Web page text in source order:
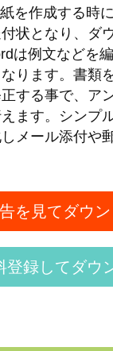
を作成する時
状となり、ダ
は例文などを
ります。書類
する事で、ア
ます。シンプ
メール添付や
を見てダウ
登録してダウ